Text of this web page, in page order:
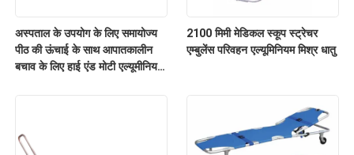
अस्पताल के उपयोग के लिए समायोज्य
पीठ की ऊंचाई के साथ आपातकालीन
बचाव के लिए हाई एंड मोटी एल्यूमीनियम
2100 मिमी मेडिकल स्कूप स्ट्रेचर
एम्बुलेंस परिवहन एल्यूमिनियम मिश्र धातु